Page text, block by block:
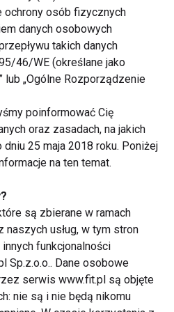
w tym okresie
dodatkowo na
są bardziej odporne i nie
na kolejne sesje
po długiej przerwie, jak
w okresie kiedy mamy
być poprzedzone
wewnątrz mięśni.
należy zaplanować
tzw.„cool-down”.
ból działastretching
agresywnie. W
treningowymi ulgę mogą
ochrony osób fizycznych
danych osobowych
takich danych
46/WE (określane jako
lub „Ogólne Rozporządzenie
poinformować Cię
oraz zasadach, na jakich
25 maja 2018 roku. Poniżej
na ten temat.
są zbierane w ramach
usług, w tym stron
funkcjonalności
Sp.z.o.o.. Dane osobowe
serwis www.fit.pl są objęte
nie są i nie będą nikomu